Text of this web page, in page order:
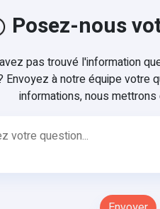
Posez-nous
pas trouvé l'information
Envoyez à notre équipe votre
informations, nous mettrons